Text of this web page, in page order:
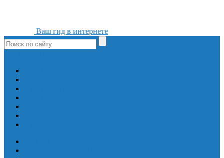
Ваш гид в интернете